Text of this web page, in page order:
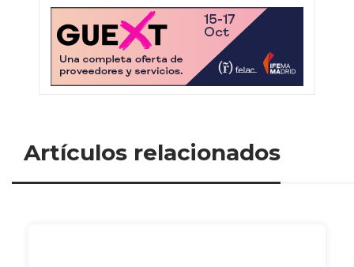
Artículos relacionados